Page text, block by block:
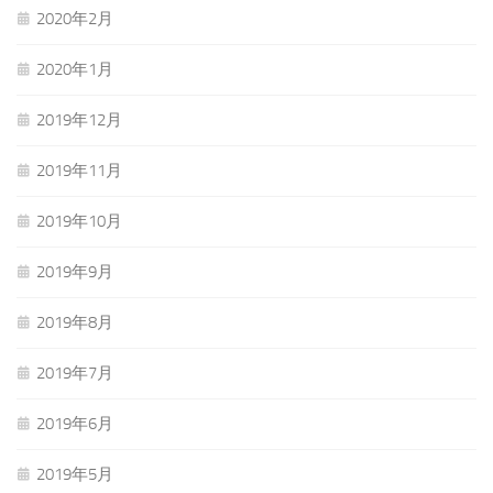
2020年2月
2020年1月
2019年12月
2019年11月
2019年10月
2019年9月
2019年8月
2019年7月
2019年6月
2019年5月